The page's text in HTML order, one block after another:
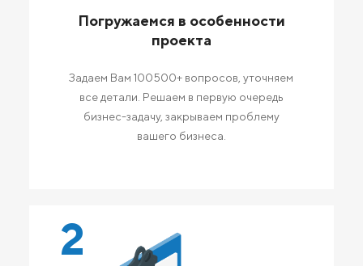
Погружаемся в особенности
проекта
Задаем Вам 100500+ вопросов, уточняем
все детали. Решаем в первую очередь
бизнес-задачу, закрываем проблему
вашего бизнеса.
2